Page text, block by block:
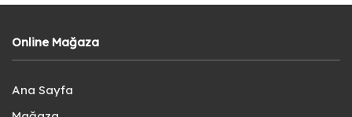
Online Mağaza
Ana Sayfa